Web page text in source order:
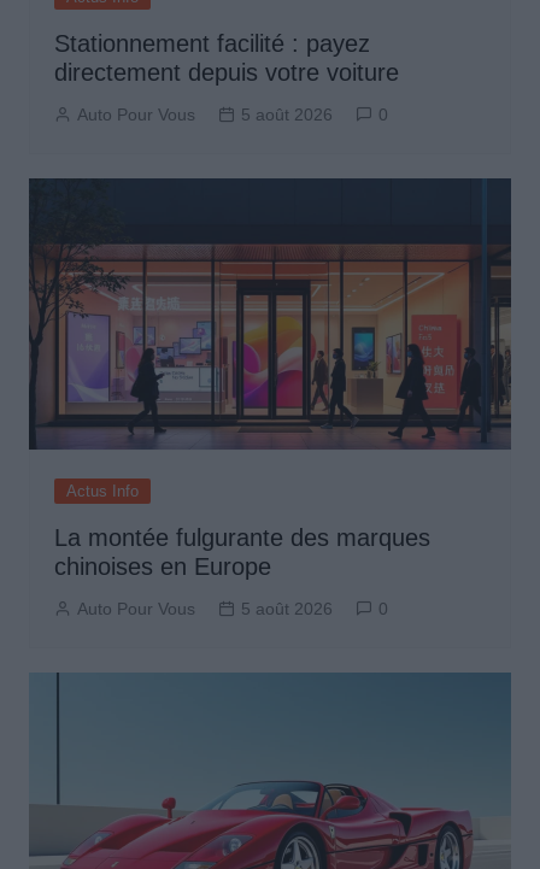
Stationnement facilité : payez
directement depuis votre voiture
Auto Pour Vous 5 août 2026 0
Actus Info
La montée fulgurante des marques
chinoises en Europe
Auto Pour Vous 5 août 2026 0